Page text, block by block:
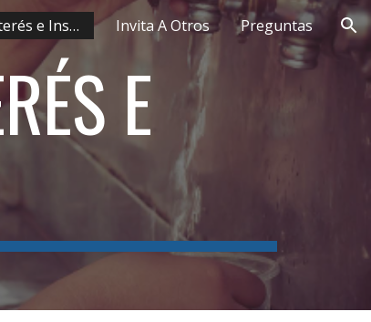
Formulario de Interés e Inscripción Invita A Otros Preguntas
E